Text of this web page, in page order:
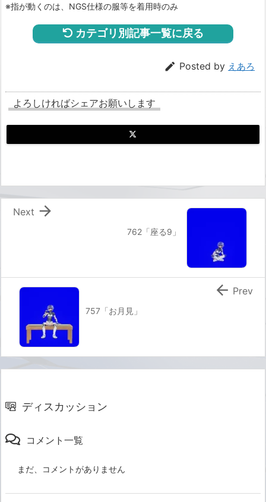
※指が動くのは、NGS仕様の服等を着用時のみ
カテゴリ別記事一覧に戻る
 Posted by えあろ
よろしければシェアお願いします
762「座る9」

Next
757「お月見」
 Prev
ディスカッション
コメント一覧
まだ、コメントがありません